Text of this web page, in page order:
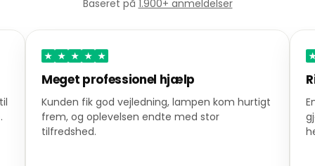
Baseret på 1.900+ anmeldelser
kom hurtigt
stor
Rigtig god service
En ordre blev leveret lynhurtigt, og
gjorde et stærkt indtryk. En varm